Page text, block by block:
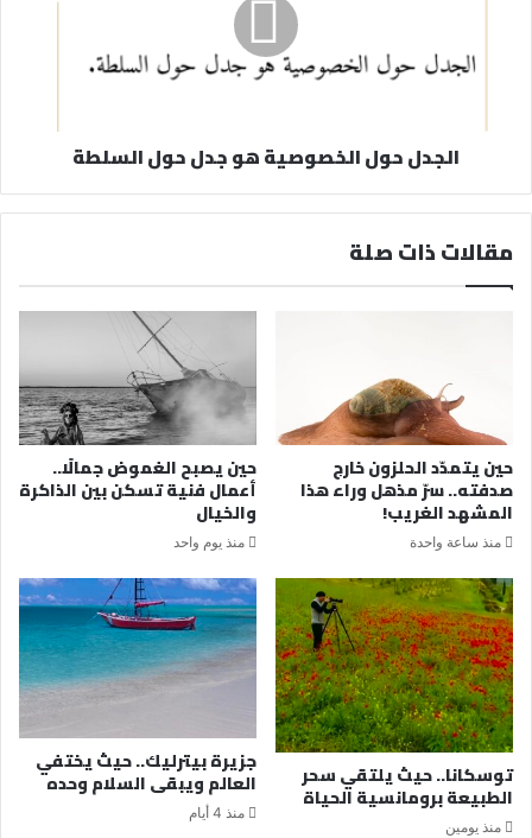
الجدل حول الخصوصية هو جدل حول السلطة
مقالات ذات صلة
حين يتمدّد الحلزون خارج
صدفته.. سرّ مذهل وراء هذا
المشهد الغريب!
منذ ساعة واحدة
حين يصبح الغموض جمالًا..
أعمال فنية تسكن بين الذاكرة
والخيال
منذ يوم واحد
توسكانا.. حيث يلتقي سحر
الطبيعة برومانسية الحياة
منذ يومين
جزيرة بيترليك.. حيث يختفي
العالم ويبقى السلام وحده
منذ 4 أيام